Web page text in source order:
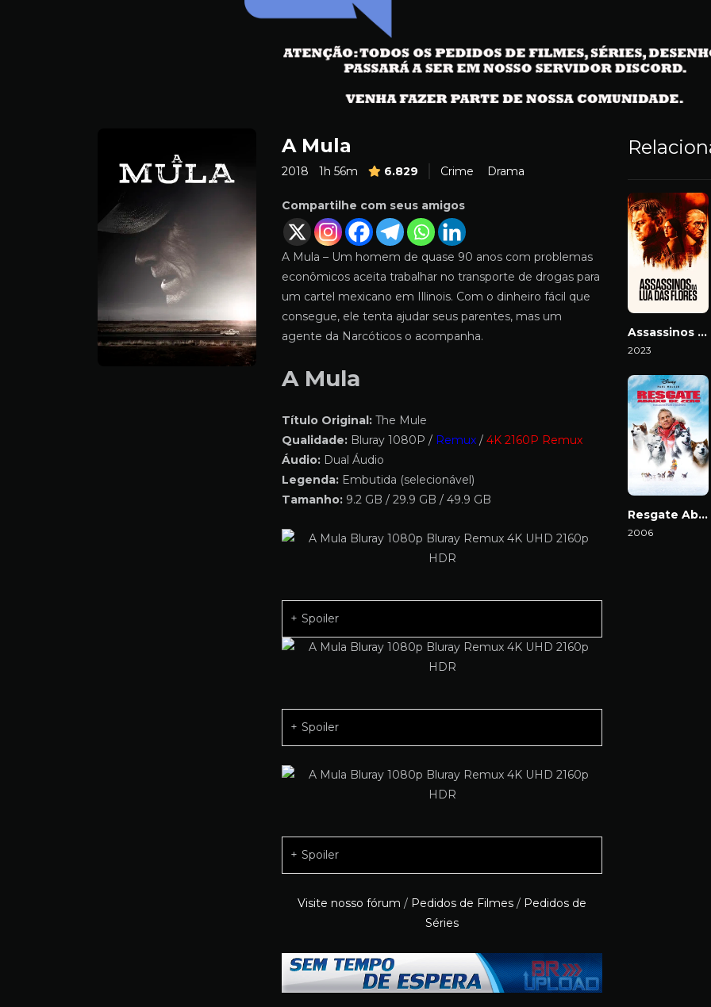
A Mula
2018 1h 56m 6.829 Crime Drama
Compartilhe com seus amigos
A Mula – Um homem de quase 90 anos com problemas
econômicos aceita trabalhar no transporte de drogas para
um cartel mexicano em Illinois. Com o dinheiro fácil que
consegue, ele tenta ajudar seus parentes, mas um
agente da Narcóticos o acompanha.
A Mula
Título Original: The Mule
Qualidade: Bluray 1080P / Remux / 4K 2160P Remux
Áudio: Dual Áudio
Legenda: Embutida (selecionável)
Tamanho: 9.2 GB / 29.9 GB / 49.9 GB
Spoiler
Spoiler
Spoiler
Visite nosso fórum / Pedidos de Filmes / Pedidos de
Séries
Assassinos da Lua das Flores
2023
Resgate Abaixo de Zero
2006